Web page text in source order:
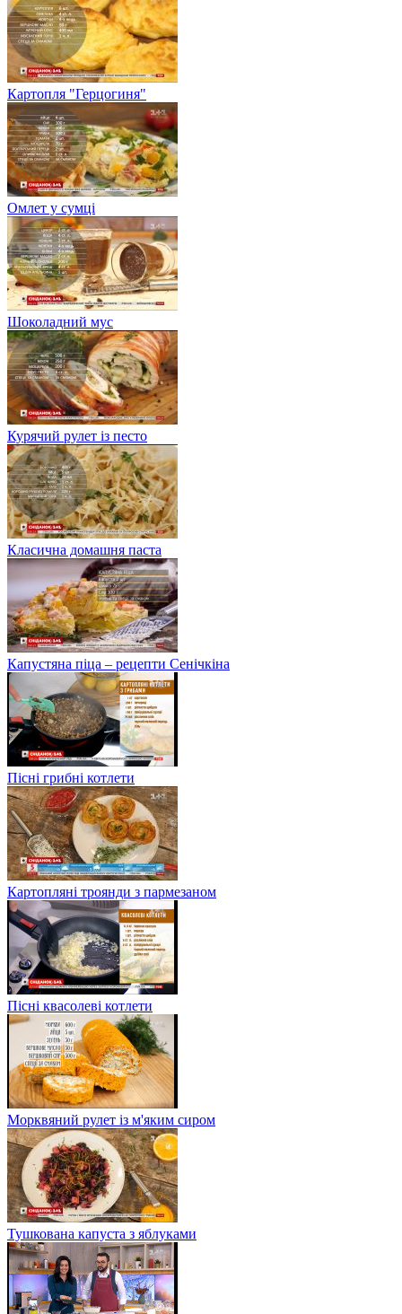
Картопля "Герцогиня"
Омлет у сумці
Шоколадний мус
Курячий рулет із песто
Класична домашня паста
Капустяна піца – рецепти Сенічкіна
Пісні грибні котлети
Картопляні троянди з пармезаном
Пісні квасолеві котлети
Морквяний рулет із м'яким сиром
Тушкована капуста з яблуками